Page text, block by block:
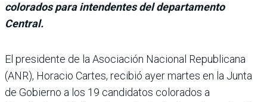
colorados para intendentes del departamento
Central.
El presidente de la Asociación Nacional Republicana
(ANR), Horacio Cartes, recibió ayer martes en la Junta
de Gobierno a los 19 candida­tos colorados a